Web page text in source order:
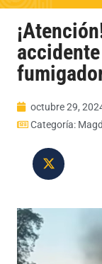
octubre 29,
Categoría: